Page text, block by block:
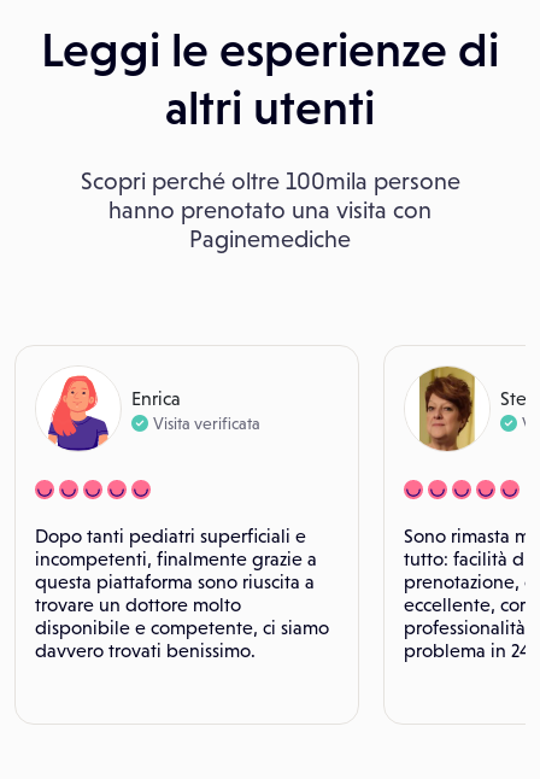
Leggi le esperienze di
altri utenti
Scopri perché oltre 100mila persone
hanno prenotato una visita con
Paginemediche
Enrica
Visita verificata
Dopo tanti pediatri superficiali e
incompetenti, finalmente grazie a
questa piattaforma sono riuscita a
trovare un dottore molto
disponibile e competente, ci siamo
davvero trovati benissimo.
Sono rimasta
tutto: facilità di
prenotazione,
eccellente,
professionalità.
problema in 24